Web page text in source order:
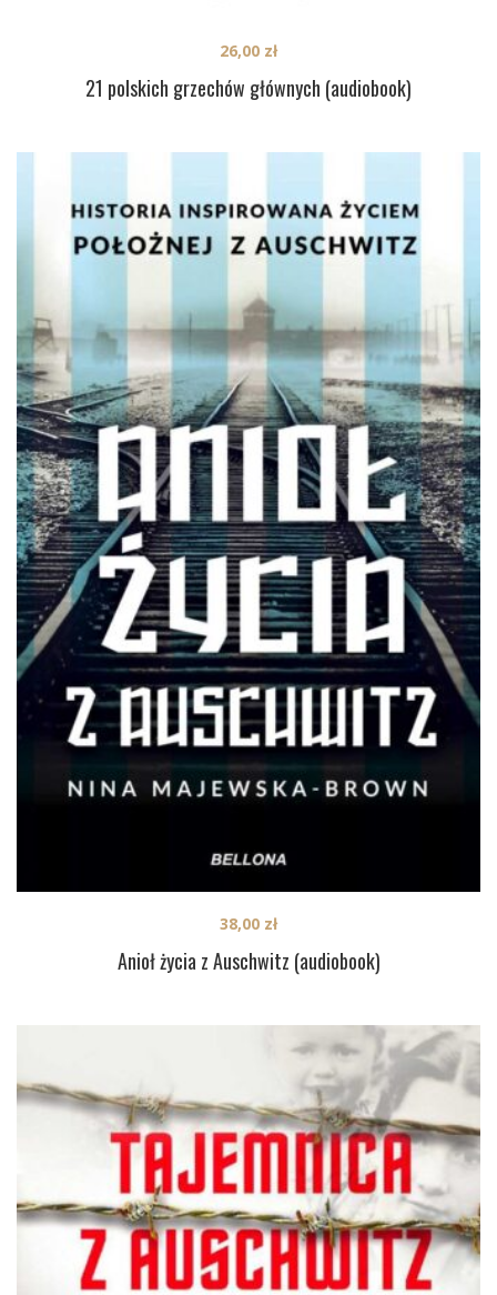
21 polskich grzechów głównych (audiobook)
26,00 zł
Anioł życia z Auschwitz (audiobook)
38,00 zł